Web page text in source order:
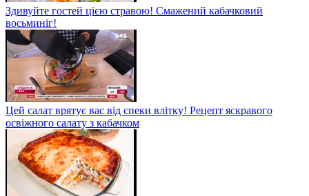
Здивуйте гостей цією стравою! Смажений кабачковий
восьминіг!
Цей салат врятує вас від спеки влітку! Рецепт яскравого
освіжного салату з кабачком